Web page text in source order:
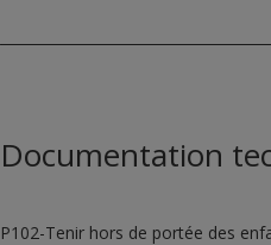
Documentation
P102-Tenir hors de portée des